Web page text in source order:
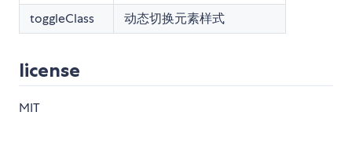
toggleClass
动态切换元素样式
license
MIT